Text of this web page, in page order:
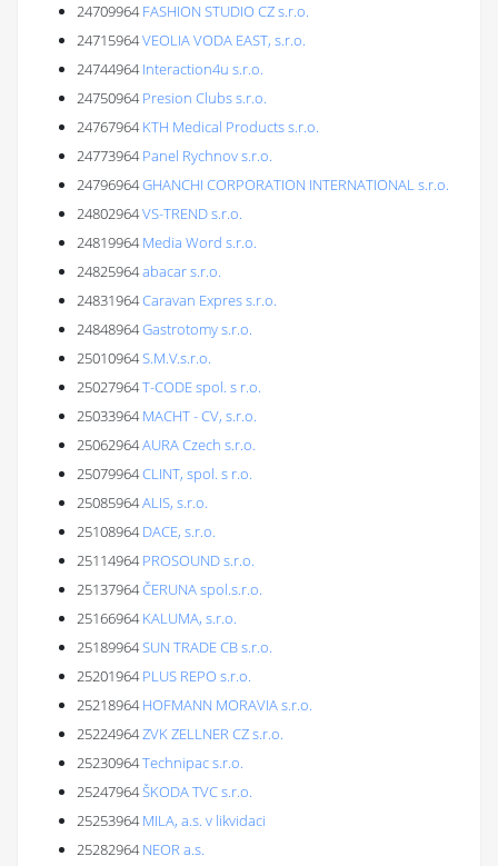
24709964 FASHION STUDIO CZ s.r.o.
24715964VEOLIA VODA EAST, s.r.o.
24744964 Interaction4u s.r.o.
24750964 Presion Clubs s.r.o.
24767964 KTH Medical Products s.r.o.
24773964 Panel Rychnov s.r.o.
24796964GHANCHI CORPORATION INTERNATIONAL s.r.o.
24802964VS-TREND s.r.o.
24819964 Media Word s.r.o.
24825964abacar s.r.o.
24831964Caravan Expres s.r.o.
24848964Gastrotomy s.r.o.
25010964S.M.V.s.r.o.
25027964T-CODE spol. s r.o.
25033964 MACHT - CV, s.r.o.
25062964AURA Czech s.r.o.
25079964CLINT, spol. s r.o.
25085964ALIS, s.r.o.
25108964 DACE, s.r.o.
25114964 PROSOUND s.r.o.
25137964ČERUNA spol.s.r.o.
25166964 KALUMA, s.r.o.
25189964SUN TRADE CB s.r.o.
25201964 PLUS REPO s.r.o.
25218964 HOFMANN MORAVIA s.r.o.
25224964ZVK ZELLNER CZ s.r.o.
25230964Technipac s.r.o.
25247964ŠKODA TVC s.r.o.
25253964 MILA, a.s. v likvidaci
25282964 NEOR a.s.